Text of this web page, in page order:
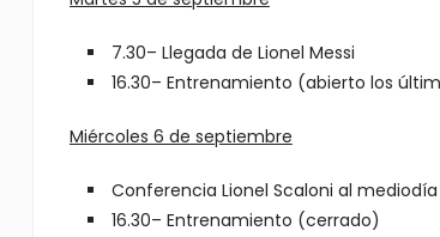
7.30– Llegada de Lionel Messi
16.30– Entrenamiento (abierto los
Miércoles 6 de septiembre
Conferencia Lionel Scaloni al
16.30– Entrenamiento (cerrado)